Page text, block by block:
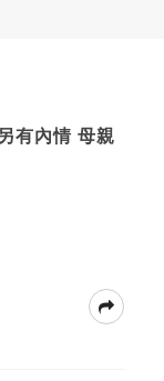
有內情 母親